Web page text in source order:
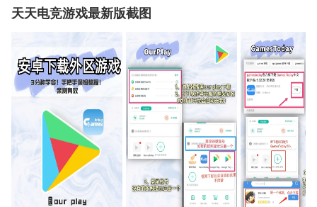
天天电竞游戏最新版截图